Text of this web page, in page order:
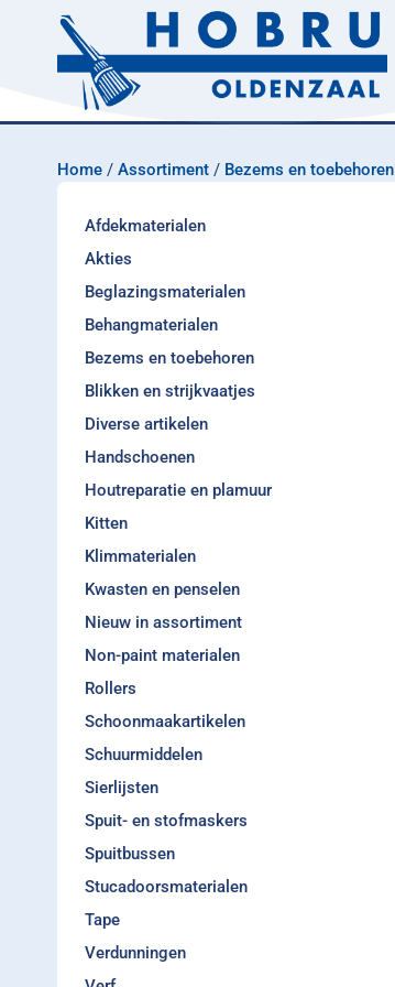
Home / Assortiment / Bezems en toebehoren
Afdekmaterialen
Akties
Beglazingsmaterialen
Behangmaterialen
Bezems en toebehoren
Blikken en strijkvaatjes
Diverse artikelen
Handschoenen
Houtreparatie en plamuur
Kitten
Klimmaterialen
Kwasten en penselen
Nieuw in assortiment
Non-paint materialen
Rollers
Schoonmaakartikelen
Schuurmiddelen
Sierlijsten
Spuit- en stofmaskers
Spuitbussen
Stucadoorsmaterialen
Tape
Verdunningen